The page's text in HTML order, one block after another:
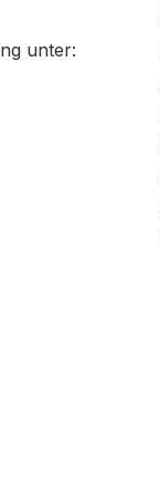
unter: